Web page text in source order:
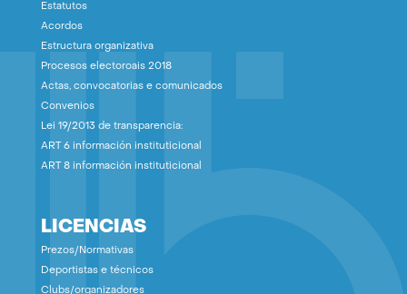
Estatutos
Acordos
Estructura organizativa
Procesos electoroais 2018
Actas, convocatorias e comunicados
Convenios
Lei 19/2013 de transparencia:
ART 6 información instituticional
ART 8 información instituticional
LICENCIAS
Prezos/Normativas
Deportistas e técnicos
Clubs/organizadores